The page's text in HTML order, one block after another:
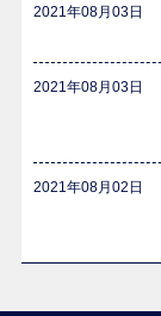
2021年08月03日
2021年08月03日
2021年08月02日